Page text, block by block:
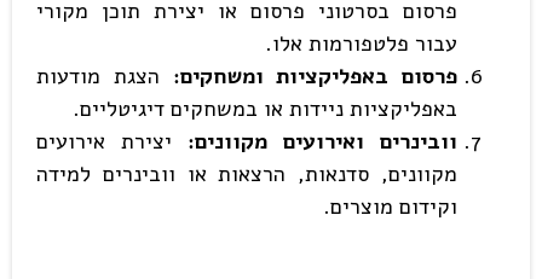
פרסום בסרטוני פרסום או יצירת תוכן מקורי
עבור פלטפורמות אלו.
פרסום באפליקציות ומשחקים: הצגת מודעות
באפליקציות ניידות או במשחקים דיגיטליים.
וובינרים ואירועים מקוונים: יצירת אירועים
מקוונים, סדנאות, הרצאות או וובינרים למידה
וקידום מוצרים.